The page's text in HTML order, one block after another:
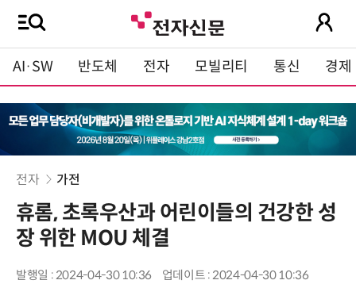
AI·SW 반도체 전자 모빌리티 통신 경제
전자 가전
휴롬, 초록우산과 어린이들의 건강한 성
장 위한 MOU 체결
발행일 : 2024-04-30 10:36
업데이트 : 2024-04-30 10:36